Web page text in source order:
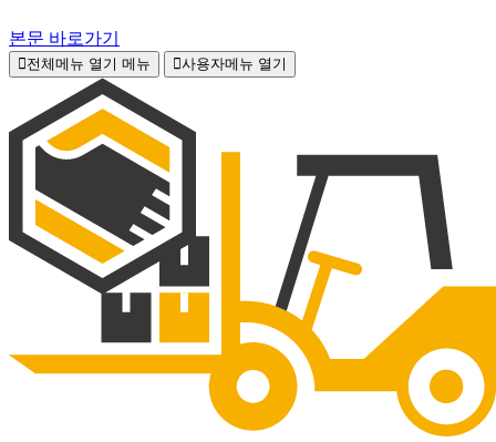
본문 바로가기
전체메뉴 열기 메뉴 사용자메뉴 열기